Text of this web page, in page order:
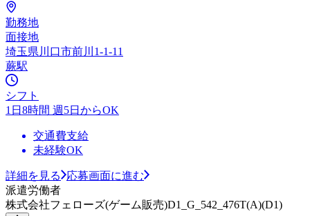
勤務地
面接地
埼玉県川口市前川1-1-11
蕨駅
シフト
1日8時間 週5日からOK
交通費支給
未経験OK
詳細を見る
応募画面に進む
派遣労働者
株式会社フェローズ(ゲーム販売)D1_G_542_476T(A)(D1)